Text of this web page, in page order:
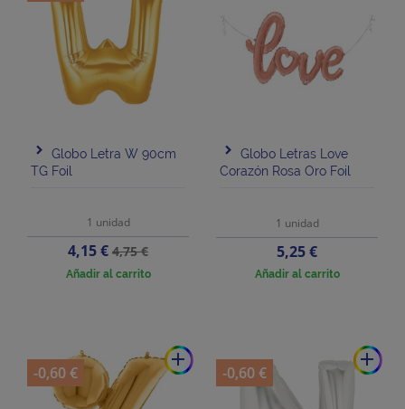
Globo Letra W 90cm
TG Foil
1 unidad
Precio
4,15 €Precio
base
4,75 €
Añadir al carrito
Globo Letras Love
Corazón Rosa Oro Foil
1 unidad
Precio
5,25 €
Añadir al carrito
add
-0,60 €
add
-0,60 €